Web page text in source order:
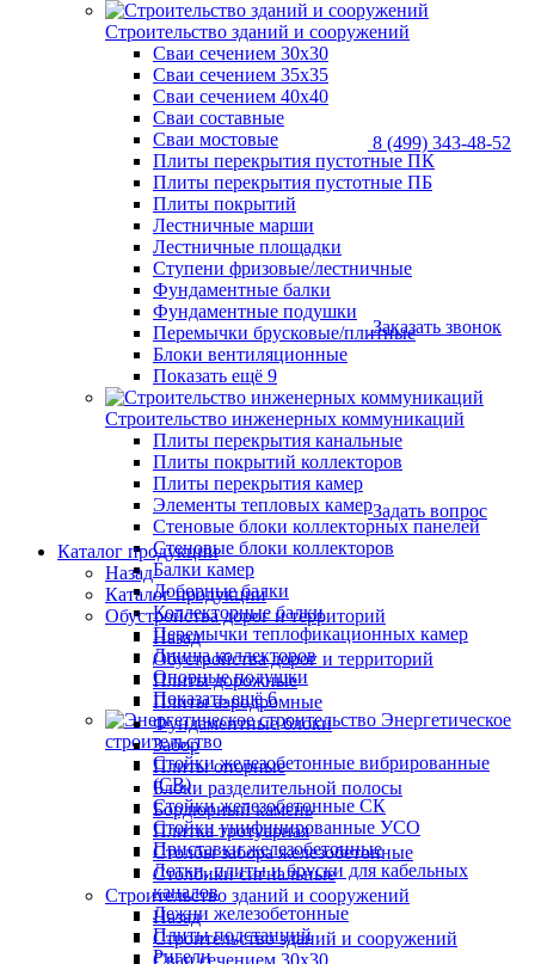
Строительство зданий и сооружений
Сваи сечением 30х30
Сваи сечением 35х35
Сваи сечением 40х40
Сваи составные
Сваи мостовые
Плиты перекрытия пустотные ПК
Плиты перекрытия пустотные ПБ
Плиты покрытий
Лестничные марши
Лестничные площадки
Ступени фризовые/лестничные
Фундаментные балки
Фундаментные подушки
Перемычки брусковые/плитные
Блоки вентиляционные
Показать ещё 9
Строительство инженерных коммуникаций
Плиты перекрытия канальные
Плиты покрытий коллекторов
Плиты перекрытия камер
Элементы тепловых камер
Стеновые блоки коллекторных панелей
Стеновые блоки коллекторов
Балки камер
Доборные балки
Коллекторные балки
Перемычки теплофикационных камер
Днища коллекторов
Опорные подушки
Показать ещё 6
Энергетическое
строительство
Стойки железобетонные вибрированные
(СВ)
Стойки железобетонные СК
Стойки унифицированные УСО
Приставки железобетонные
Лотки, плиты и бруски для кабельных
каналов
Лежни железобетонные
Плиты подстанций
Ригели
8 (499) 343-48-52
Заказать звонок
Задать вопрос
Каталог продукции
Назад
Каталог продукции
Обустройства дорог и территорий
Назад
Обустройства дорог и территорий
Плиты дорожные
Плиты аэродромные
Фундаментные блоки
Забор
Плиты опорные
Блоки разделительной полосы
Бордюрный камень
Плитка тротуарная
Столбы забора железобетонные
Столбики сигнальные
Строительство зданий и сооружений
Назад
Строительство зданий и сооружений
Сваи сечением 30х30